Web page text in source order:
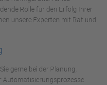
Rolle für den Erfolg Ihrer
unsere Experten mit Rat und
gerne bei der Planung,
Automatisierungsprozesse.